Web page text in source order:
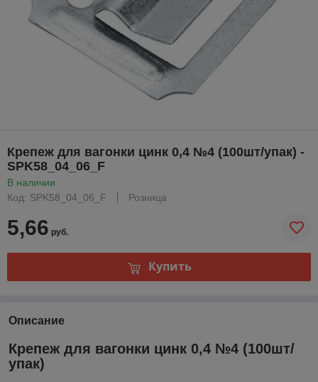
Крепеж для вагонки цинк 0,4 №4 (100шт/упак) -
SPK58_04_06_F
В наличии
Код: SPK58_04_06_F
Розница
5,66 руб.
Купить
Описание
Крепеж для вагонки цинк 0,4 №4 (100шт/
упак)